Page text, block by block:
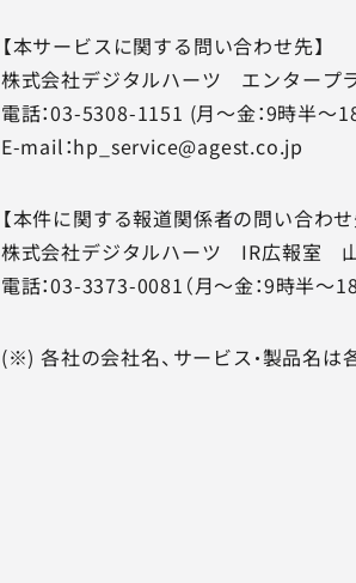
【本サービスに関する問い合わせ先】
株式会社デジタルハーツ エンタープ
電話：03-5308-1151 (月～金：9時半～
E-mail：hp_service@agest.co.jp
【本件に関する報道関係者の問い合わせ
株式会社デジタルハーツ IR広報室
電話：03-3373-0081（月～金：9時半～
(※) 各社の会社名、サービス・製品名は